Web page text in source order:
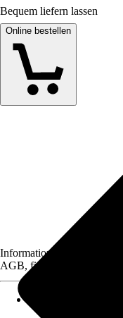
Bequem liefern lassen
Online bestellen
Informationen des
AGB, finden Sie bei Klick